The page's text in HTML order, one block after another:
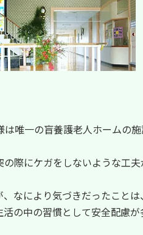
唯一の盲養護老人ホームの施
際にケガをしないような工
なにより気づきだったこと
の中の習慣として安全配慮が